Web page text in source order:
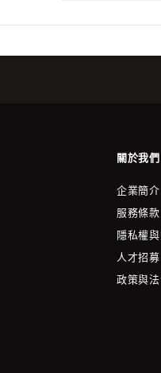
關於我們
企業簡介
服務條款
隱私權
人才招募
政策與